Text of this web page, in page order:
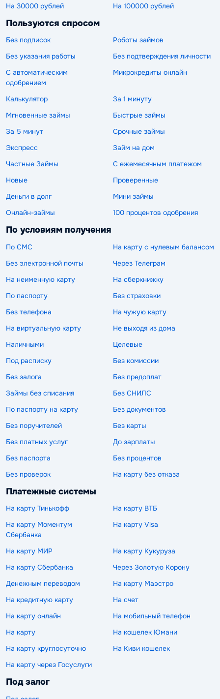
На 30000 рублей
На 100000 рублей
Пользуются спросом
Без подписок
Роботы займов
Без указания работы
Без подтверждения личности
С автоматическим
одобрением
Микрокредиты онлайн
Калькулятор
За 1 минуту
Мгновенные займы
Быстрые займы
За 5 минут
Срочные займы
Экспресс
Займ на дом
Частные Займы
С ежемесячным платежом
Новые
Проверенные
Деньги в долг
Мини займы
Онлайн-займы
100 процентов одобрения
По условиям получения
По СМС
На карту с нулевым балансом
Без электронной почты
Через Телеграм
На неименную карту
На сберкнижку
По паспорту
Без страховки
Без телефона
На чужую карту
На виртуальную карту
Не выходя из дома
Наличными
Целевые
Под расписку
Без комиссии
Без залога
Без предоплат
Займы без списания
Без СНИЛС
По паспорту на карту
Без документов
Без поручителей
Без карты
Без платных услуг
До зарплаты
Без паспорта
Без процентов
Без проверок
На карту без отказа
Платежные системы
На карту Тинькофф
На карту ВТБ
На карту Моментум
Сбербанка
На карту Visa
На карту МИР
На карту Кукуруза
На карту Сбербанка
Через Золотую Корону
Денежным переводом
На карту Маэстро
На кредитную карту
На счет
На карту онлайн
На мобильный телефон
На карту
На кошелек Юмани
На карту круглосуточно
На Киви кошелек
На карту через Госуслуги
Под залог